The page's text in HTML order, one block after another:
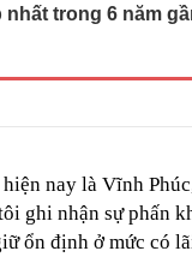
chồng bị công an chặn
ở ngay miền Bắc:
thêm thủ tục?
giữa văn phòng: Dự
trong 6 năm
nay là Vĩnh
ghi nhận sự phấn
ổn định ở mức có